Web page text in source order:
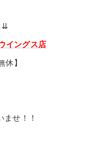
⇊
イングス店
】
せ！！